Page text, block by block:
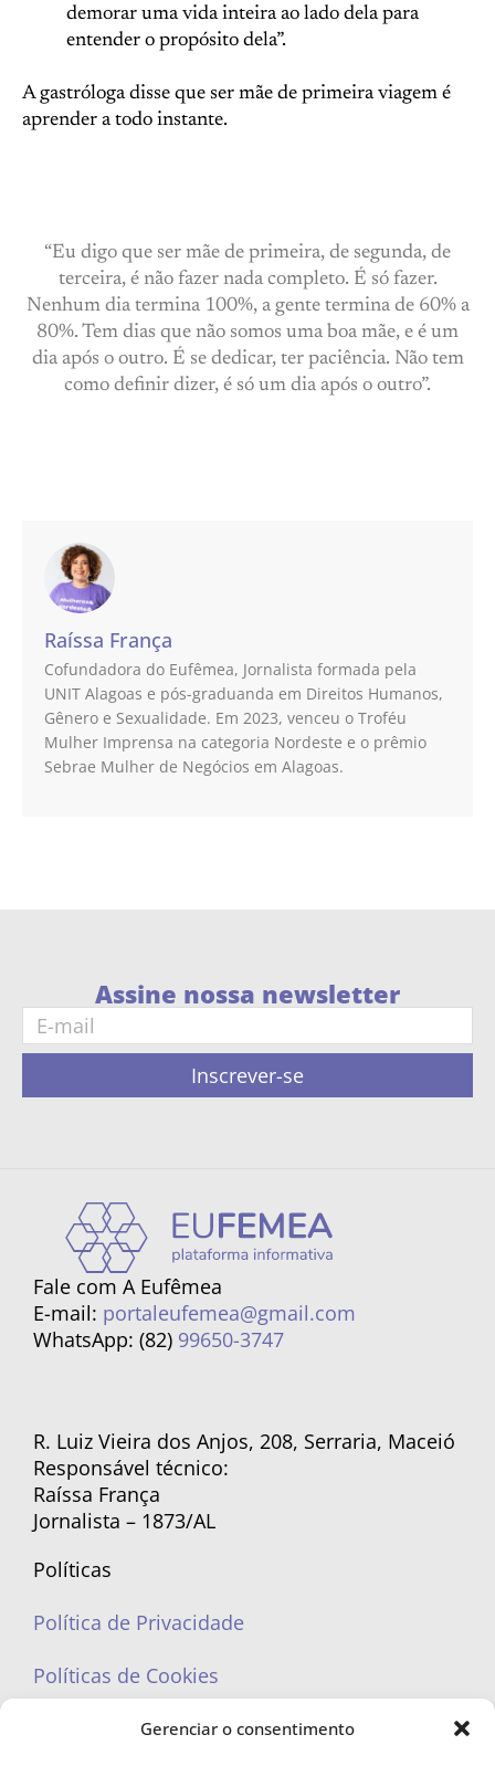
Gerenciar o consentimento
demorar uma vida inteira ao lado dela para
entender o propósito dela”.
A gastróloga disse que ser mãe de primeira viagem é
aprender a todo instante.
“Eu digo que ser mãe de primeira, de segunda, de
terceira, é não fazer nada completo. É só fazer.
Nenhum dia termina 100%, a gente termina de 60% a
80%. Tem dias que não somos uma boa mãe, e é um
dia após o outro. É se dedicar, ter paciência. Não tem
como definir dizer, é só um dia após o outro”.
Raíssa França
Cofundadora do Eufêmea, Jornalista formada pela
UNIT Alagoas e pós-graduanda em Direitos Humanos,
Gênero e Sexualidade. Em 2023, venceu o Troféu
Mulher Imprensa na categoria Nordeste e o prêmio
Sebrae Mulher de Negócios em Alagoas.
Assine nossa newsletter
Inscrever-se
Fale com A Eufêmea
E-mail: portaleufemea@gmail.com
WhatsApp: (82) 99650-3747
R. Luiz Vieira dos Anjos, 208, Serraria, Maceió
Responsável técnico:
Raíssa França
Jornalista – 1873/AL
Políticas
Política de Privacidade
Políticas de Cookies